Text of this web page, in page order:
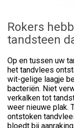
Rokers
tandsteen
Op en tussen uw
het tandvlees
wit-gelige laagje
bacteriën. Niet
verkalken tot
weer nieuwe plak.
ontstoken
bloedt bij